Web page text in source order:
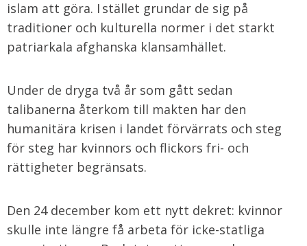
islam att göra. I stället grundar de sig på
traditioner och kulturella normer i det starkt
patriarkala afghanska klansamhället.
Under de dryga två år som gått sedan
talibanerna återkom till makten har den
humanitära krisen i landet förvärrats och steg
för steg har kvinnors och flickors fri- och
rättigheter begränsats.
Den 24 december kom ett nytt dekret: kvinnor
skulle inte längre få arbeta för icke-statliga